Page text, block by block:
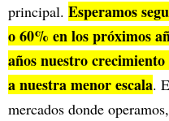
principal. Esperamos
o 60% en los próximos
años nuestro
a nuestra menor escala.
mercados donde